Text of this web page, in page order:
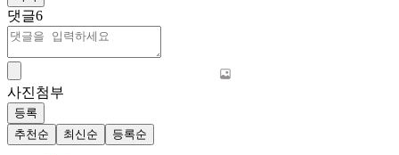
댓글6
사진첨부
등록
추천순
최신순 등록순